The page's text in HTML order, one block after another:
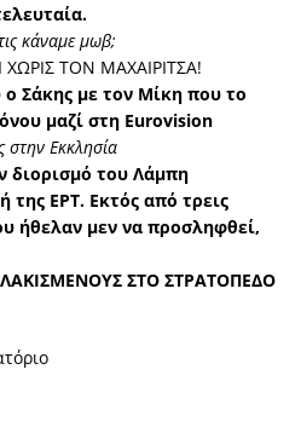
κάναμε μωβ;
ΤΟΝ ΜΑΧΑΙΡΙΤΣΑ!
Σάκης με τον Μίκη που το
μαζί στη Εurovision
Εκκλησία
διορισμό του Λάμπη
της ΕΡΤ. Εκτός από τρεις
ήθελαν μεν να προσληφθεί,
ΣΤΟ ΣΤΡΑΤΟΠΕΔΟ